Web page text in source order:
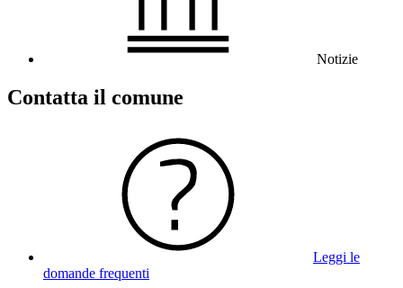
Notizie
Contatta il comune
Leggi le
domande frequenti